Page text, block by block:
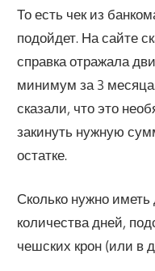
То есть чек из
подойдет. На сайте
справка отражала
минимум за 3
сказали, что это
закинуть нужную
остатке.
Сколько нужно иметь
количества дней,
чешских крон (или в